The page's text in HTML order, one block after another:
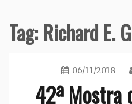
Tag:Richard E.
06/11/2018
42ª Mostra